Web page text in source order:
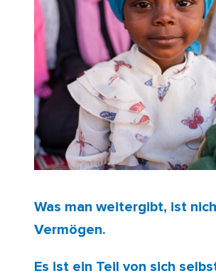
Was man weitergibt, ist
Vermögen.
Es ist ein Teil von sich